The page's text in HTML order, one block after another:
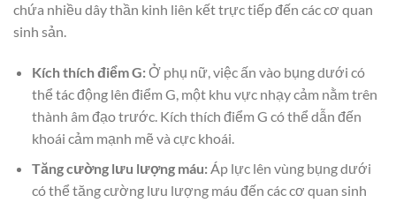
chứa nhiều dây thần kinh liên kết trực tiếp đến các cơ quan
sinh sản.
Kích thích điểm G:Ở phụ nữ, việc ấn vào bụng dưới có
thể tác động lên điểm G, một khu vực nhạy cảm nằm trên
thành âm đạo trước. Kích thích điểm G có thể dẫn đến
khoái cảm mạnh mẽ và cực khoái.
Tăng cường lưu lượng máu:Áp lực lên vùng bụng dưới
có thể tăng cường lưu lượng máu đến các cơ quan sinh